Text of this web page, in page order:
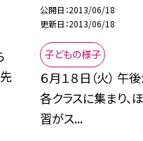
公開日 2013/06/18
更新日 2013/06/18
子どもの様子
６月１８日（火）
各クラスに集まり
習がス...